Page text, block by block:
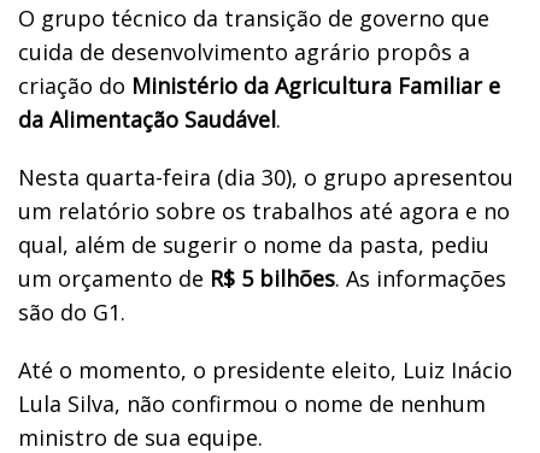
O grupo técnico da transição de governo que
cuida de desenvolvimento agrário propôs a
criação do Ministério da Agricultura Familiar e
da Alimentação Saudável.
Nesta quarta-feira (dia 30), o grupo apresentou
um relatório sobre os trabalhos até agora e no
qual, além de sugerir o nome da pasta, pediu
um orçamento de R$ 5 bilhões. As informações
são do G1.
Até o momento, o presidente eleito, Luiz Inácio
Lula Silva, não confirmou o nome de nenhum
ministro de sua equipe.